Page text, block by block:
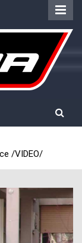
/VIDEO/